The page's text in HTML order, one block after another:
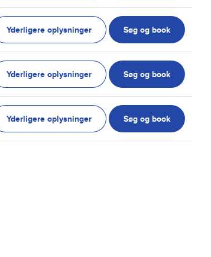
Yderligere oplysninger Søg og book
Yderligere oplysninger Søg og book
Yderligere oplysninger Søg og book